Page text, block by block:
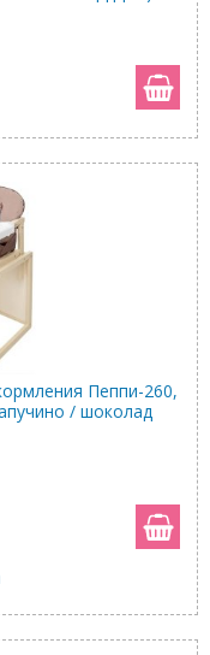
Пеппи-260,
/ шоколад